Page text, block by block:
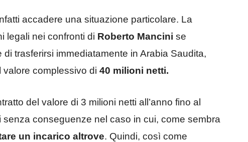
accadere una situazione particolare. La
legali nei confronti di Roberto Mancini se
trasferirsi immediatamente in Arabia Saudita,
complessivo di 40 milioni netti.
del valore di 3 milioni netti all’anno fino al
conseguenze nel caso in cui, come sembra
un incarico altrove. Quindi, così come